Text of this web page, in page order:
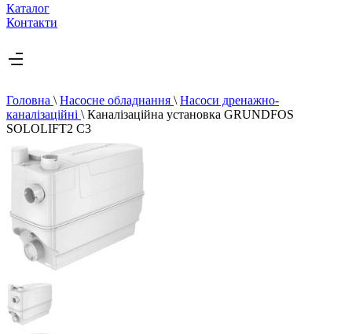
Каталог
Контакти
Головна \ Насосне обладнання \ Насоси дренажно-
каналізаційні \ Каналізаційна установка GRUNDFOS
SOLOLIFT2 C3